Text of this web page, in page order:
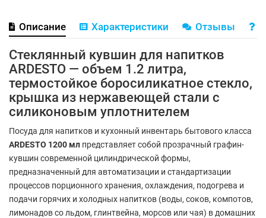
Описание Характеристики Отзывы
Стеклянный кувшин для напитков
ARDESTO — объем 1.2 литра,
термостойкое боросиликатное стекло,
крышка из нержавеющей стали с
силиконовым уплотнителем
Посуда для напитков и кухонный инвентарь бытового класса
ARDESTO 1200 мл представляет собой прозрачный графин-
кувшин современной цилиндрической формы,
предназначенный для автоматизации и стандартизации
процессов порционного хранения, охлаждения, подогрева и
подачи горячих и холодных напитков (воды, соков, компотов,
лимонадов со льдом, глинтвейна, морсов или чая) в домашних